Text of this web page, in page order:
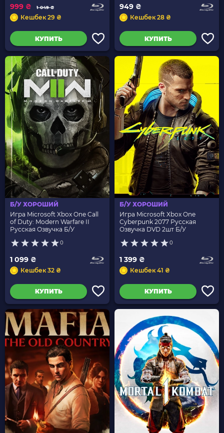
1 049 ₴
999 ₴
Кешбек 29 ₴
КУПИТЬ
949 ₴
Кешбек 28 ₴
КУПИТЬ
Б/У ХОРОШИЙ
Игра Microsoft Xbox One Call
of Duty: Modern Warfare II
Русская Озвучка Б/У
0
1 099 ₴
Кешбек 32 ₴
КУПИТЬ
Б/У ХОРОШИЙ
Игра Microsoft Xbox One
Cyberpunk 2077 Русская
Озвучка DVD 2шт Б/У
0
1 399 ₴
Кешбек 41 ₴
КУПИТЬ